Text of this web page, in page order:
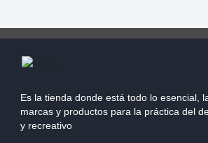
Es la tienda donde está todo lo esencial,
marcas y productos para la práctica del
y recreativo